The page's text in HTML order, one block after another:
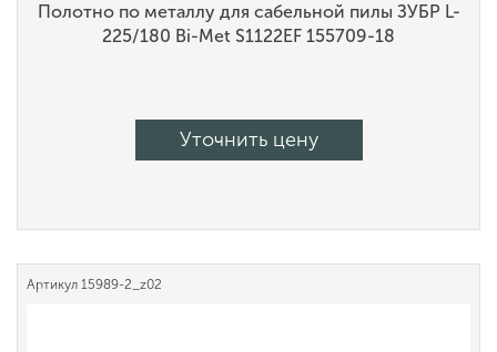
Полотно по металлу для сабельной пилы ЗУБР L-
225/180 Bi-Met S1122EF 155709-18
Уточнить цену
Артикул 15989-2_z02